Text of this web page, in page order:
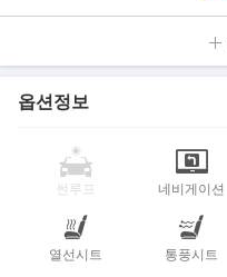
옵션정보
썬루프 네비게이션
열선시트 통풍시트